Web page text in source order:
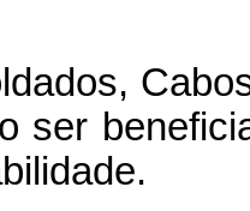
ser